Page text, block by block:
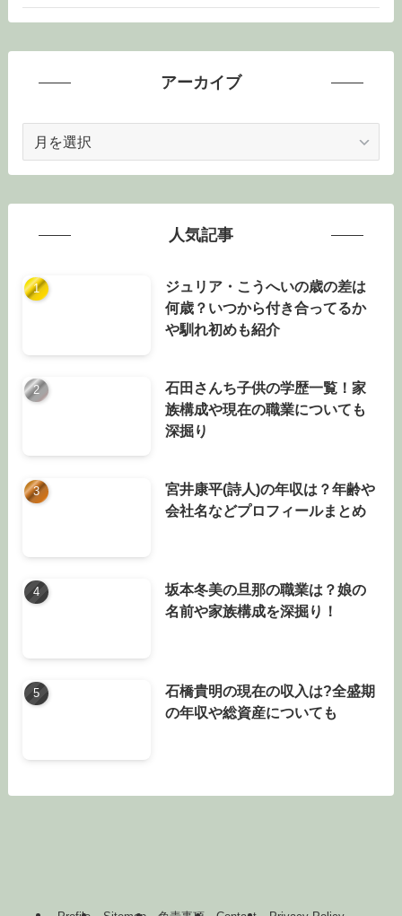
アーカイブ
カ
イ
人気記事
ジュリア・こうへいの歳の差は
何歳？いつから付き合ってるか
や馴れ初めも紹介
石田さんち子供の学歴一覧！家
族構成や現在の職業についても
深掘り
宮井康平(詩人)の年収は？年齢や
会社名などプロフィールまとめ
坂本冬美の旦那の職業は？娘の
名前や家族構成を深掘り！
石橋貴明の現在の収入は?全盛期
の年収や総資産についても